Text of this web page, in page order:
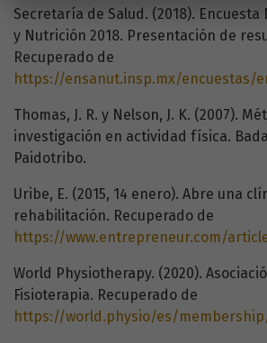
Secretaría de Salud. (2018). Encuesta
y Nutrición 2018. Presentación de
Recuperado de
https://ensanut.insp.mx/encuestas/ensanut2018/doctos/informes/
Thomas, J. R. y Nelson, J. K. (2007).
investigación en actividad física.
Paidotribo.
Uribe, E. (2015, 14 enero). Abre una
rehabilitación. Recuperado de
https://www.entrepreneur.com/
World Physiotherapy. (2020).
Fisioterapia. Recuperado de
https://world.physio/es/